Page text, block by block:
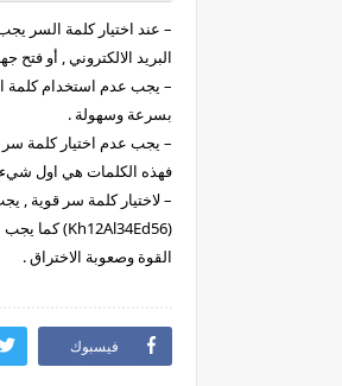
– عند اختيار كلمة السر
البريد الالكتروني , أو فتح
بسرعة وسهولة .
– يجب عدم اختيار كلمة سر
فهذه الكلمات هي اول شيء
القوة وصعوبة الاختراق .
فيسبوك